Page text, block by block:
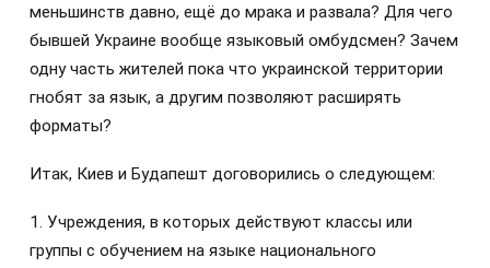
меньшинств давно, ещё до мрака и развала? Для чего
бывшей Украине вообще языковый омбудсмен? Зачем
одну часть жителей пока что украинской территории
гнобят за язык, а другим позволяют расширять
форматы?
Итак, Киев и Будапешт договорились о следующем:
1. Учреждения, в которых действуют классы или
группы с обучением на языке национального